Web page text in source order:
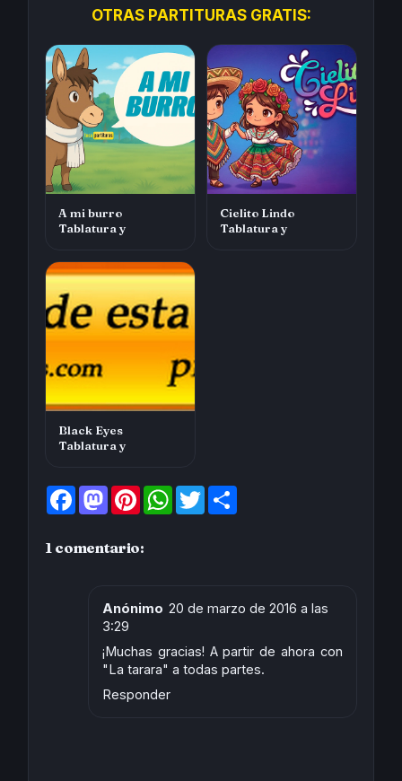
OTRAS PARTITURAS GRATIS:
A mi burro
Tablatura y
Cielito Lindo
Tablatura y
Black Eyes
Tablatura y
F
b
M
o
P
e
t
W
T
w
1 comentario:
Anónimo 20 de marzo de 2016 a las
3:29
¡Muchas gracias! A partir de ahora con
"La tarara" a todas partes.
Responder